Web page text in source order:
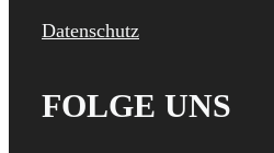
Datenschutz
FOLGE UNS